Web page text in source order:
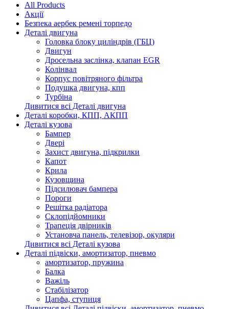
All Products
Акції
Безпека аербек ремені торпедо
Деталі двигуна
Головка блоку циліндрів (ГБЦ)
Двигун
Дросельна заслінка, клапан EGR
Колінвал
Корпус повітряного фільтра
Подушка двигуна, кпп
Турбіна
Дивитися всі Деталі двигуна
Деталі коробки, КПП, АКПП
Деталі кузова
Бампер
Двері
Захист двигуна, підкрилки
Капот
Крила
Кузовщина
Підсилювач бампера
Пороги
Решітка радіатора
Склопідйомники
Трапеція двірників
Установча панель, телевізор, окуляри
Дивитися всі Деталі кузова
Деталі підвіски, амортизатор, пневмо
амортизатор, пружина
Балка
Важіль
Стабілізатор
Цапфа, ступиця